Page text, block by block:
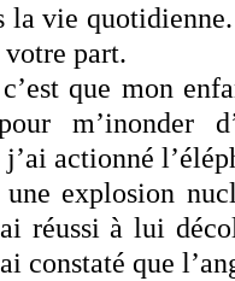
la vie
part.
que mon
m’inonder
actionné
explosion
réussi à lui
constaté que